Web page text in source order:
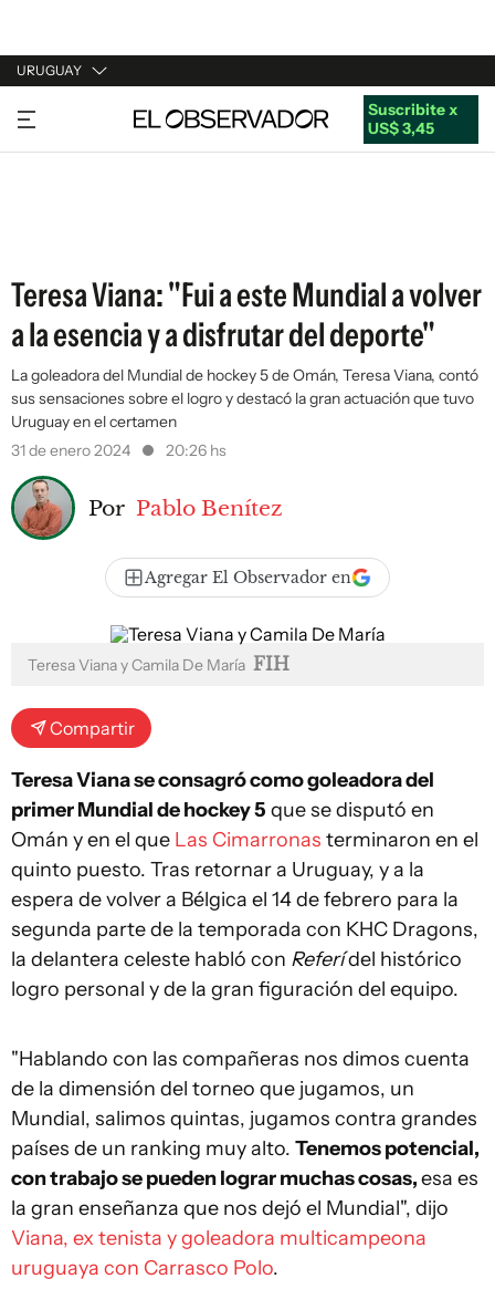
URUGUAY
URUGUAY
ARGENTINA
Suscribite x
US$ 3,45
Teresa Viana: "Fui a este Mundial a volver
a la esencia y a disfrutar del deporte"
La goleadora del Mundial de hockey 5 de Omán, Teresa Viana, contó
sus sensaciones sobre el logro y destacó la gran actuación que tuvo
Uruguay en el certamen
31 de enero 2024
20:26 hs
Por Pablo Benítez
Agregar El Observador en
Teresa Viana y Camila De María FIH
Compartir
Teresa Viana se consagró como goleadora del
primer Mundial de hockey 5 que se disputó en
Omán y en el que Las Cimarronas terminaron en el
quinto puesto. Tras retornar a Uruguay, y a la
espera de volver a Bélgica el 14 de febrero para la
segunda parte de la temporada con KHC Dragons,
la delantera celeste habló con Referídel histórico
logro personal y de la gran figuración del equipo.
"Hablando con las compañeras nos dimos cuenta
de la dimensión del torneo que jugamos, un
Mundial, salimos quintas, jugamos contra grandes
países de un ranking muy alto. Tenemos potencial,
con trabajo se pueden lograr muchas cosas,esa es
la gran enseñanza que nos dejó el Mundial", dijo
Viana, ex tenista y goleadora multicampeona
uruguaya con Carrasco Polo.